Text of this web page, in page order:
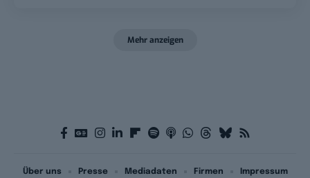
Mehr anzeigen
Über uns Presse Mediadaten Firmen Impressum